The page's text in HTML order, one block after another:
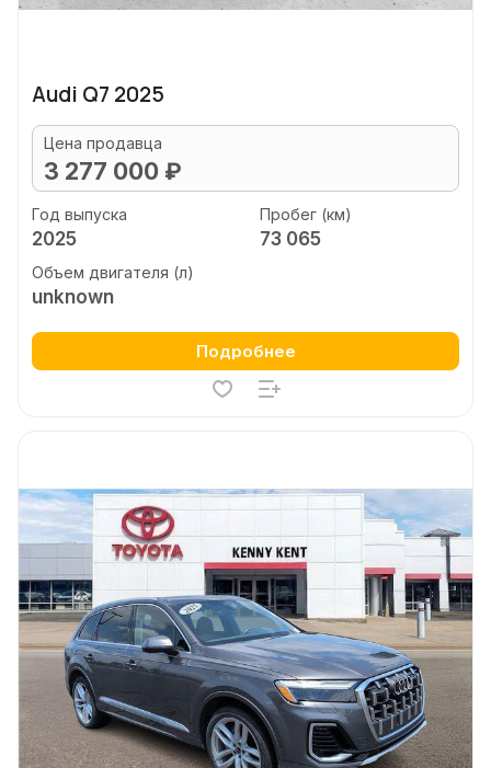
Audi Q7 2025
Цена продавца
3 277 000 ₽
Год выпуска
2025
Пробег (км)
73 065
Объем двигателя (л)
unknown
Подробнее